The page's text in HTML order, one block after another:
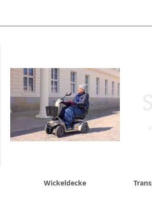
Wickeldecke